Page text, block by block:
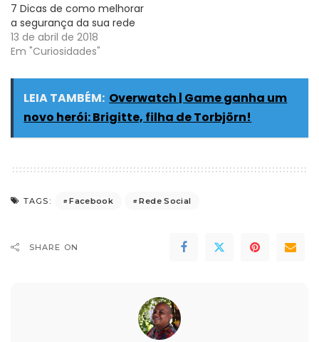
7 Dicas de como melhorar
a segurança da sua rede
13 de abril de 2018
Em "Curiosidades"
LEIA TAMBÉM: Overwatch | Game ganha um
novo herói: Brigitte, filha de Torbjörn!
TAGS: Facebook Rede Social
SHARE ON